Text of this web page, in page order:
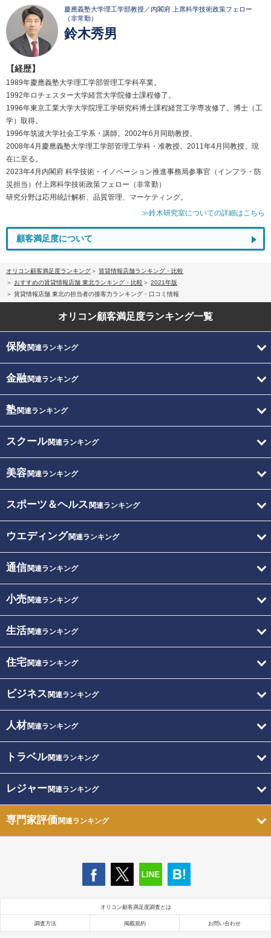
慶應義塾大学理工学部教授／内閣府 上席科学技術政策フェロー
（非常勤）
鈴木秀男
【経歴】
1989年慶應義塾大学理工学部管理工学科卒業。
1992年ロチェスター大学経営大学院修士課程修了。
1996年東京工業大学大学院理工学研究科博士課程経営工学専攻修了。博士（工
学）取得。
1996年筑波大学社会工学系・講師。2002年6月同助教授。
2008年4月慶應義塾大学理工学部管理工学科・准教授。2011年4月同教授、現
在に至る。
2023年4月内閣府 科学技術・イノベーション推進事務局参事官（インフラ・防
災担当）付上席科学技術政策フェロー（非常勤）
研究分野は応用統計解析、品質管理、マーケティング。
≫鈴木研究室についての詳細はこちら
顧客満足度について
オリコン顧客満足度ランキング
賃貸情報店舗ランキング・比較
おすすめの賃貸情報店舗 東北ランキング・比較
2021年版
賃貸情報店舗 東北の担当者の接客力ランキング・口コミ情報
オリコン顧客満足度ランキング一覧
保険関連ランキング
金融関連ランキング
塾関連ランキング
スクール関連ランキング
美容関連ランキング
スポーツ＆ヘルス 関連ランキング
ウエディング関連ランキング
通信関連ランキング
小売関連ランキング
生活関連ランキング
住宅関連ランキング
ビジネス 関連ランキング
人材関連ランキング
トラベル関連ランキング
レジャー関連ランキング
専門家評価関連ランキング
オリコン顧客満足度調査とは
調査方法 掲載規約 お問い合わせ